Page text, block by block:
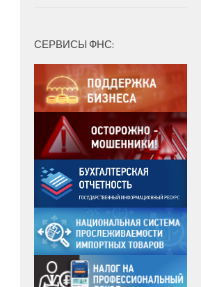
СЕРВИСЫ ФНС: